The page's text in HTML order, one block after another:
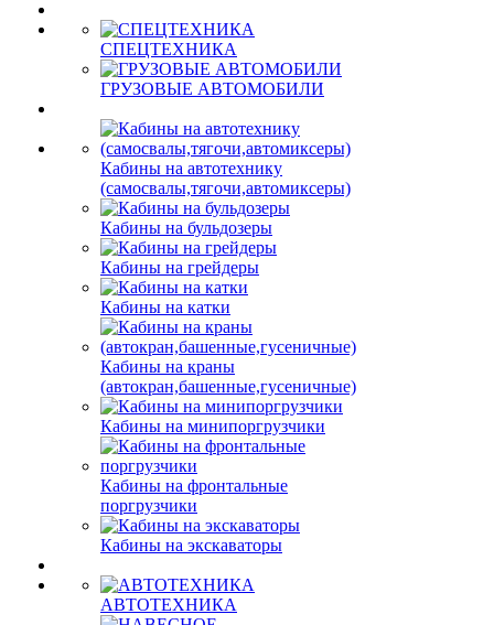
СПЕЦТЕХНИКА
ГРУЗОВЫЕ АВТОМОБИЛИ
Кабины на автотехнику
(самосвалы,тягочи,автомиксеры)
Кабины на бульдозеры
Кабины на грейдеры
Кабины на катки
Кабины на краны
(автокран,башенные,гусеничные)
Кабины на минипоргрузчики
Кабины на фронтальные
поргрузчики
Кабины на экскаваторы
АВТОТЕХНИКА